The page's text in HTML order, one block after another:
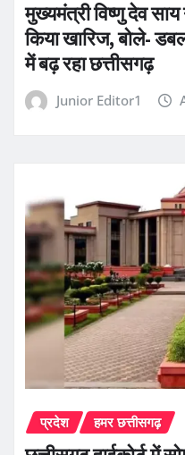
मुख्यमंत्री विष्णु देव
किया खारिज, बोले-
में बढ़ रहा छत्तीसगढ़
Junior Editor1
प्रदेश हमर छत्तीसगढ़